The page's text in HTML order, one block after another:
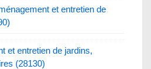
et entretien de
et entretien de jardins,
(28130)